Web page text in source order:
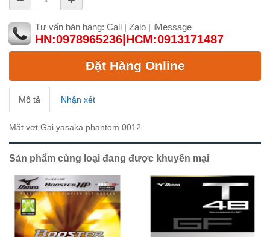
Tư vấn bán hàng: Call | Zalo | iMessage
HN:0978965236|HCM:0913171487
Đặt Hàng Online
Mô tả Nhận xét
Mặt vợt Gai yasaka phantom 0012
Sản phẩm cùng loại đang được khuyến mại